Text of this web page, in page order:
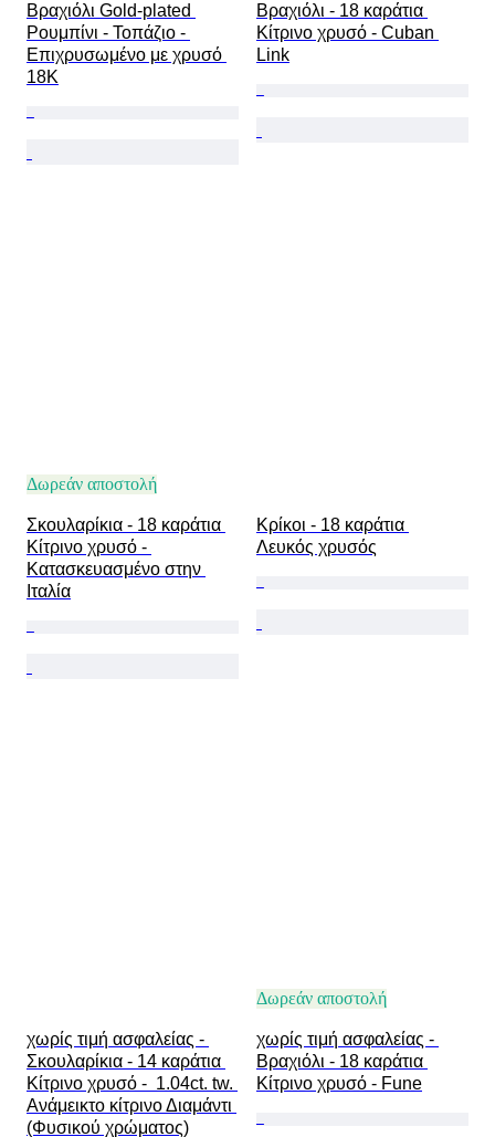
Βραχιόλι Gold-plated
Ρουμπίνι - Τοπάζιο -
Επιχρυσωμένο με χρυσό
18Κ
Βραχιόλι - 18 καράτια
Κίτρινο χρυσό - Cuban
Link
Δωρεάν αποστολή
Σκουλαρίκια - 18 καράτια
Κίτρινο χρυσό -
Κατασκευασμένο στην
Ιταλία
Κρίκοι - 18 καράτια
Λευκός χρυσός
χωρίς τιμή ασφαλείας -
Σκουλαρίκια - 14 καράτια
Κίτρινο χρυσό -  1.04ct. tw.
Ανάμεικτο κίτρινο Διαμάντι
(Φυσικού χρώματος)
Δωρεάν αποστολή
χωρίς τιμή ασφαλείας -
Βραχιόλι - 18 καράτια
Κίτρινο χρυσό - Fune